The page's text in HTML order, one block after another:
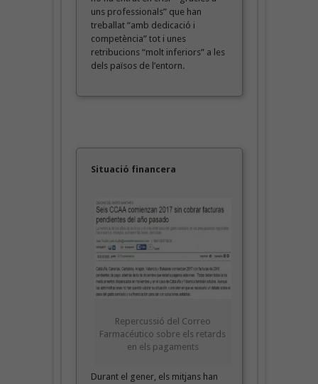
uns professionals” que han
treballat “amb dedicació i
competència” tot i unes
retribucions “molt inferiors” a les
dels països de l’entorn.
Situació financera
Repercussió del Correo
Farmacéutico sobre els retards
en els pagaments
Durant el gener, els mitjans han